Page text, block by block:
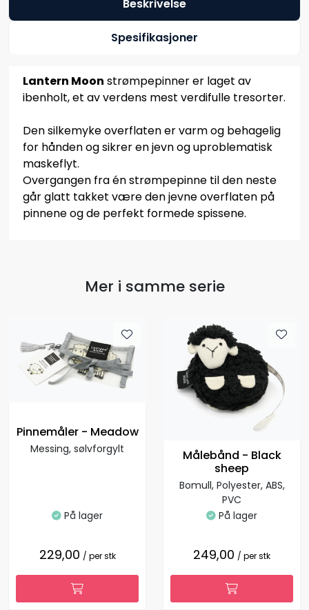
Beskrivelse
Spesifikasjoner
Lantern Moon strømpepinner er laget av
ibenholt, et av verdens mest verdifulle tresorter.
Den silkemyke overflaten er varm og behagelig
for hånden og sikrer en jevn og uproblematisk
maskeflyt.
Overgangen fra én strømpepinne til den neste
går glatt takket være den jevne overflaten på
pinnene og de perfekt formede spissene.
Mer i samme serie
Pinnemåler - Meadow
Messing, sølvforgylt
På lager
229,00 / per stk
Målebånd - Black
sheep
Bomull, Polyester, ABS,
PVC
På lager
249,00 / per stk